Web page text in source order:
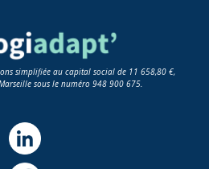
simplifiée au capital social de 11 658,80 €,
sous le numéro 948 900 675.